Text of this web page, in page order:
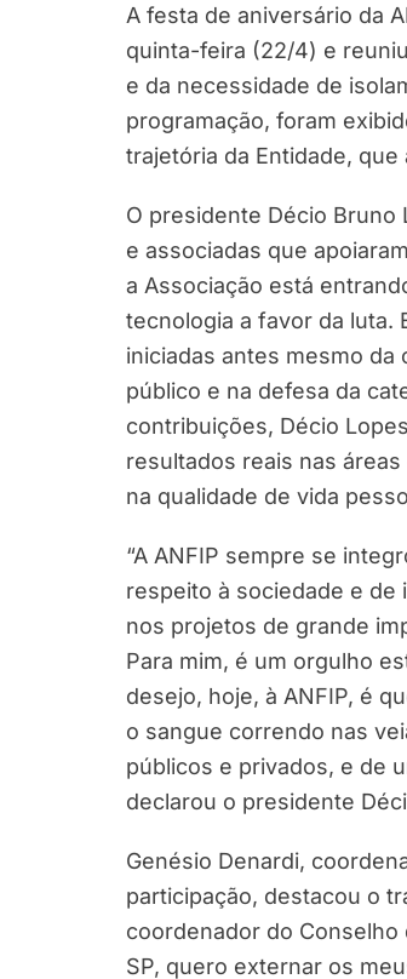
A festa de aniversário da
quinta-feira (22/4) e
e da necessidade de
programação, foram
trajetória da Entidade,
O presidente Décio Bruno
e associadas que
a Associação está
tecnologia a favor da luta.
iniciadas antes mesmo da
público e na defesa da
contribuições, Décio
resultados reais nas
na qualidade de vida
“A ANFIP sempre se
respeito à sociedade e
nos projetos de grande
Para mim, é um orgulho
desejo, hoje, à ANFIP, é
o sangue correndo nas
públicos e privados, e de
declarou o presidente
Genésio Denardi,
participação, destacou o
coordenador do Conselho
SP, quero externar os